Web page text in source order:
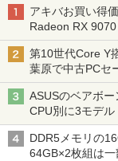
アキバお買い得
Radeon RX
型モニターが
第10世代Core Y
葉原で中古PCセ
ASUSのベアボー
CPU別に3モデル
DDR5メモリの
64GB×2枚組は